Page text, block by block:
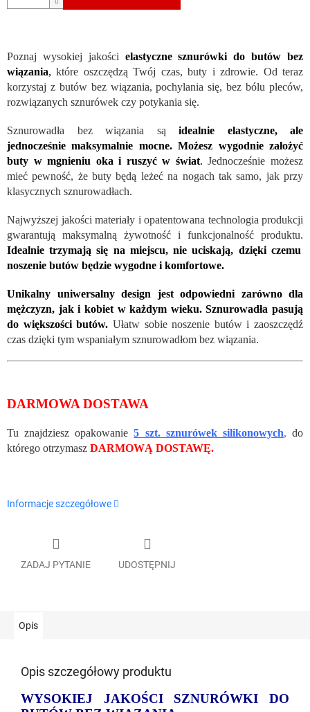
Poznaj wysokiej jakości elastyczne sznurówki do butów bez
wiązania, które oszczędzą Twój czas, buty i zdrowie. Od teraz
korzystaj z butów bez wiązania, pochylania się, bez bólu pleców,
rozwiązanych sznurówek czy potykania się.
Sznurowadła bez wiązania są idealnie elastyczne, ale
jednocześnie maksymalnie mocne. Możesz wygodnie założyć
buty w mgnieniu oka i ruszyć w świat. Jednocześnie możesz
mieć pewność, że buty będą leżeć na nogach tak samo, jak przy
klasycznych sznurowadłach.
Najwyższej jakości materiały i opatentowana technologia produkcji
gwarantują maksymalną żywotność i funkcjonalność produktu.
Idealnie trzymają się na miejscu, nie uciskają, dzięki czemu
noszenie butów będzie wygodne i komfortowe.
Unikalny uniwersalny design jest odpowiedni zarówno dla
mężczyzn, jak i kobiet w każdym wieku. Sznurowadła pasują
do większości butów. Ułatw sobie noszenie butów i zaoszczędź
czas dzięki tym wspaniałym sznurowadłom bez wiązania.
DARMOWA DOSTAWA
Tu znajdziesz opakowanie5 szt. sznurówek silikonowych, do
którego otrzymasz DARMOWĄ DOSTAWĘ.
Informacje szczegółowe
ZADAJ PYTANIE UDOSTĘPNIJ
Opis
Opis szczegółowy produktu
WYSOKIEJ JAKOŚCI SZNURÓWKI DO